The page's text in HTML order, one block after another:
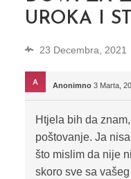
UROKA I
23 Decembra, 2021
Anonimno 3 Marta,
Htjela bih da
poštovanje. Ja
što mislim da nije
skoro sve sa